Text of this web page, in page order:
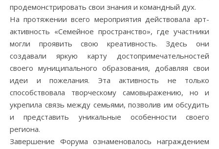
продемонстрировать свои знания и командный дух.
На протяжении всего мероприятия действовала арт-
активность «Семейное пространство», где участники
могли проявить свою креативность. Здесь они
создавали яркую карту достопримечательностей
своего муниципального образования, добавляя свои
идеи и пожелания. Эта активность не только
способствовала творческому самовыражению, но и
укрепила связь между семьями, позволив им обсудить
и представить уникальные особенности своего
региона.
Завершение Форума ознаменовалось награждением